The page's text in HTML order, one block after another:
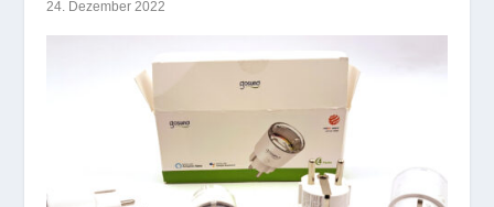
24. Dezember 2022